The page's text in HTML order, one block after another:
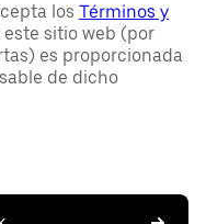
los Términos y
sitio web (por
es proporcionada
de dicho